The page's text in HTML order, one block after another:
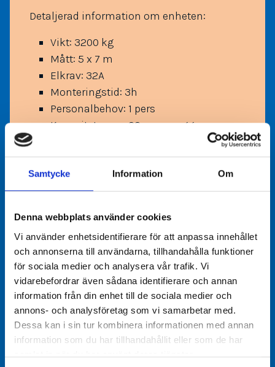
Samtycke Information Om
Denna webbplats använder cookies
Vi använder enhetsidentifierare för att anpassa innehållet
och annonserna till användarna, tillhandahålla funktioner
för sociala medier och analysera vår trafik. Vi
vidarebefordrar även sådana identifierare och annan
information från din enhet till de sociala medier och
annons- och analysföretag som vi samarbetar med.
Dessa kan i sin tur kombinera informationen med annan
information som du har tillhandahållit eller som de har
samlat in när du har använt deras tjänster.
Detaljerad information om enheten:
Vikt: 3200 kg
Mått: 5 x 7 m
Elkrav: 32A
Monteringstid: 3h
Personalbehov: 1 pers
Kapacitet: max. 22pers per gg
Längdbegränsning: Ingen, enligt
barnets eget mod